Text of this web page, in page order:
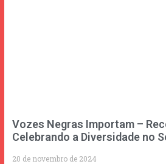
Vozes Negras Importam –
Celebrando a Diversidade no
20 de novembro de 2024